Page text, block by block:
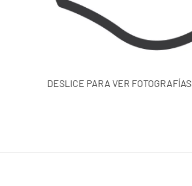
DESLICE PARA VER FOTOGRAFÍAS